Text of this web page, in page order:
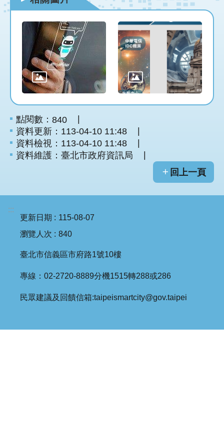
English
點閱數： 840
資料更新：113-04-10 11:48
資料檢視：113-04-10 11:48
資料維護：臺北市政府資訊局
回上一頁
:::
更新日期
115-08-07
瀏覽人次
840
臺北市信義區市府路1號10樓
專線：02-2720-8889分機1515轉288或286
民眾建議及回饋信箱:taipeismartcity@gov.taipei